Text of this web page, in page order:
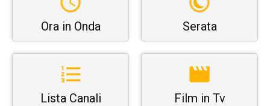
Ora in Onda Serata
Lista Canali Film in Tv